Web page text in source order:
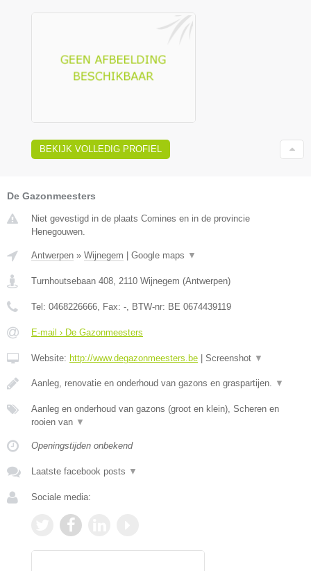
BEKIJK VOLLEDIG PROFIEL
De Gazonmeesters
Niet gevestigd in de plaats Comines en in de provincie
Henegouwen.
Antwerpen » Wijnegem Google maps ▼
Turnhoutsebaan 408 2110 Wijnegem (Antwerpen)
Tel: 0468226666 , Fax: - , BTW-nr: BE 0674439119
E-mail › De Gazonmeesters
Website: http://www.degazonmeesters.be Screenshot ▼
Aanleg, renovatie en onderhoud van gazons en graspartijen. ▼
Aanleg en onderhoud van gazons (groot en klein), Scheren en
rooien van ▼
Openingstijden onbekend
Laatste facebook posts ▼
Sociale media: